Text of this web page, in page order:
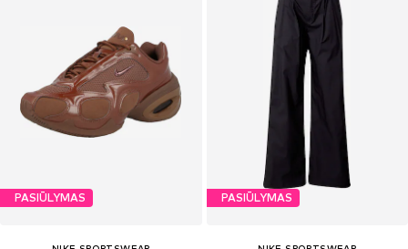
PASIŪLYMAS PASIŪLYMAS